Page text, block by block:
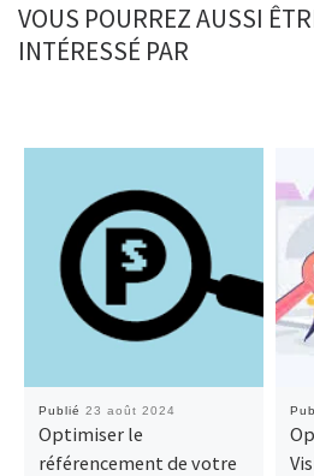
VOUS POURREZ AUSSI
INTÉRESSÉ PAR
Publié 23 août 2024
Optimiser le
référencement de votre